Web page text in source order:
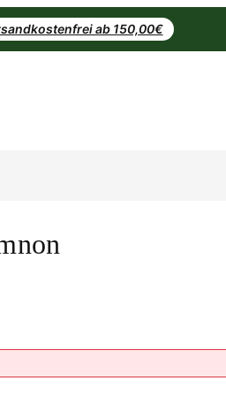
ab 150,00€